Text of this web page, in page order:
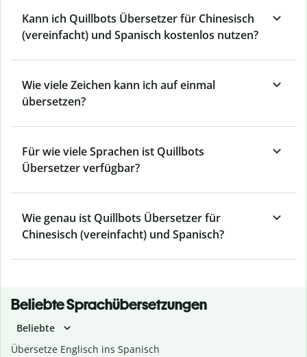
Kann ich Quillbots Übersetzer für Chinesisch
(vereinfacht) und Spanisch kostenlos nutzen?
Wie viele Zeichen kann ich auf einmal
übersetzen?
Für wie viele Sprachen ist Quillbots
Übersetzer verfügbar?
Wie genau ist Quillbots Übersetzer für
Chinesisch (vereinfacht) und Spanisch?
Beliebte Sprachübersetzungen
Beliebte
Übersetze Englisch ins Spanisch